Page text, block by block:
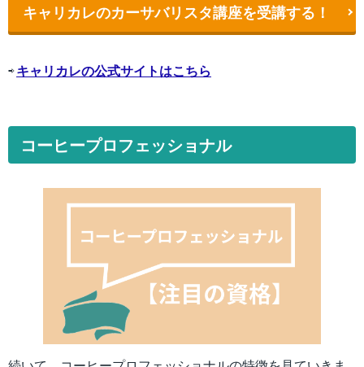
キャリカレのカーサバリスタ講座を受講する！
⇨キャリカレの公式サイトはこちら
コーヒープロフェッショナル